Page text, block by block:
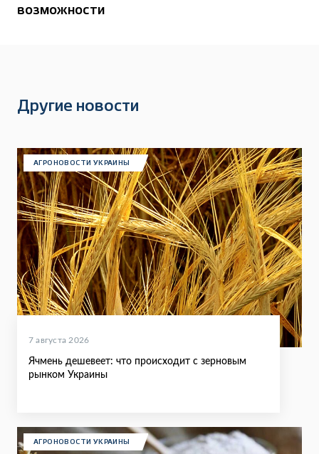
возможности
Другие новости
АГРОНОВОСТИ УКРАИНЫ
7 августа 2026
Ячмень дешевеет: что происходит с зерновым
рынком Украины
АГРОНОВОСТИ УКРАИНЫ